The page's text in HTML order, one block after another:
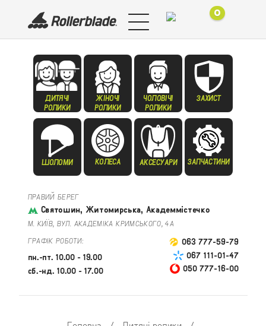
0
ДИТЯЧІ
РОЛИКИ
ЖІНОЧІ
РОЛИКИ
ЧОЛОВІЧІ
РОЛИКИ
ЗАХИСТ
ШОЛОМИ КОЛЕСА АКСЕСУАРИ ЗАПЧАСТИНИ
ПРАВИЙ БЕРЕГ
Святошин, Житомирська, Академмістечко
М. КИЇВ, ВУЛ. АКАДЕМІКА КРИМСЬКОГО, 4А
ГРАФІК РОБОТИ:
пн.-пт. 10.00 - 19.00
сб.-нд. 10.00 - 17.00
063 777-59-79
067 111-01-47
050 777-16-00